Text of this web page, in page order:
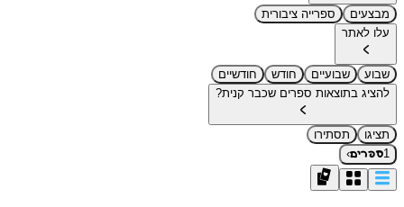
מבצעים
ספרייה ציבורית
עלו לאתר
שבוע שבועיים חודש
חודשיים
להציג בתוצאות ספרים שכבר קנית?
תציגו
תסתירו
1ספרים›